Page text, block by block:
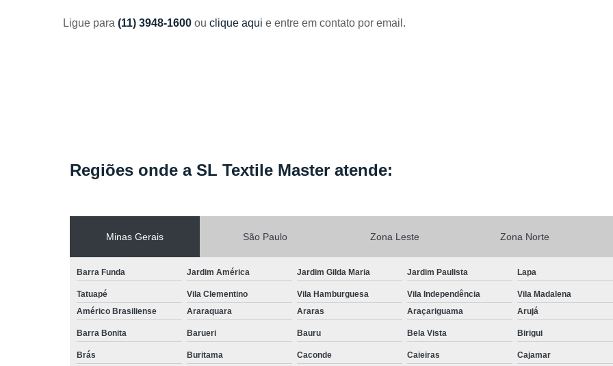
industriais
Locação de Lençol de Casal
Locação de Lençol King Size
Locação de Lençol Queen
Locação de
Aluguel de Toalha de Banho Adulto
Aluguel de Toalha de Banho Casal
Locação de Toalha de Banho
Ligue para (11) 3948-1600 ou clique aqui e entre em contato por email.
Regiões onde a SL Textile Master atende:
Minas Gerais São Paulo Zona Leste Zona Norte
Barra Funda Jardim América Jardim Gilda Maria Jardim Paulista Lapa
Tatuapé Vila Clementino Vila Hamburguesa Vila Independência Vila Madalena
Américo Brasiliense
Araraquara Araras Araçariguama Arujá
Barra Bonita Barueri Bauru Bela Vista Birigui
Brás Buritama Caconde Caieiras Cajamar